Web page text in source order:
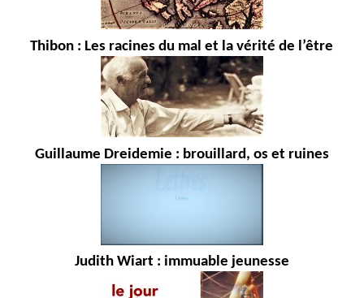
Thibon : Les racines du mal et la vérité de l’être
Guillaume Dreidemie : brouillard, os et ruines
Judith Wiart : immuable jeunesse